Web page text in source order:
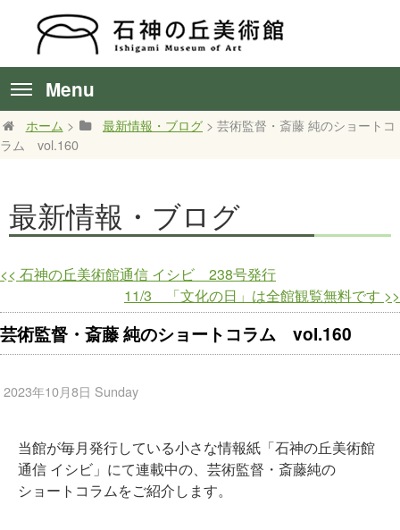
Menu
ホーム > 最新情報・ブログ > 芸術監督・斎藤 純のショートコ
ラム vol.160
最新情報・ブログ
<< 石神の丘美術館通信 イシビ 238号発行
11/3 「文化の日」は全館観覧無料です >>
芸術監督・斎藤 純のショートコラム vol.160
2023年10月8日 Sunday
当館が毎月発行している小さな情報紙「石神の丘美術館
通信 イシビ」にて連載中の、芸術監督・斎藤純の
ショートコラムをご紹介します。